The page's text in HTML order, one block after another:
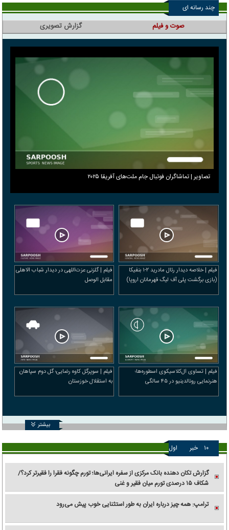
چند رسانه ای
صوت و فیلم
تصاویر | تماشاگران فوتبال جام ملت‌های آفریقا ۲۰۲۵
فیلم | خلاصه دیدار رئال مادرید ۲-۱ بنفیکا
(بازی برگشت پلی آف لیگ قهرمانان اروپا)
فیلم | گلزنی عزت‌اللهی در دیدار شباب الاهلی
مقابل الوصل
فیلم | تساوی ال‌کلاسیکوی اسطوره‌ها؛
هنرنمایی رونالدینیو در ۴۵ سالگی
فیلم | سوپرگل کاوه رضایی؛ گل دوم سپاهان
به استقلال خوزستان
بیشتر
گزارش تصویری
۱۰ خبر اول
گزارش تکان‌ دهنده بانک مرکزی از سفره ایرانی‌ها؛ تورم چگونه فقرا را فقیرتر کرد؟/
شکاف ۱۵ درصدی تورم میان فقیر و غنی
ترامپ: همه چیز درباره ایران به طور استثنایی خوب پیش می‌رود